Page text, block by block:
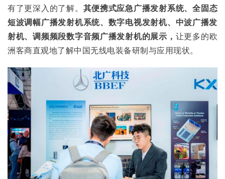
有了更深入的了解。 其便携式应急广播发射系统、全固态
短波调幅广播发射机系统、数字电视发射机、中波广播发
射机、调频频段数字音频广播发射机的展示， 让更多的欧
洲客商直观地了解中国无线电装备研制与应用现状。